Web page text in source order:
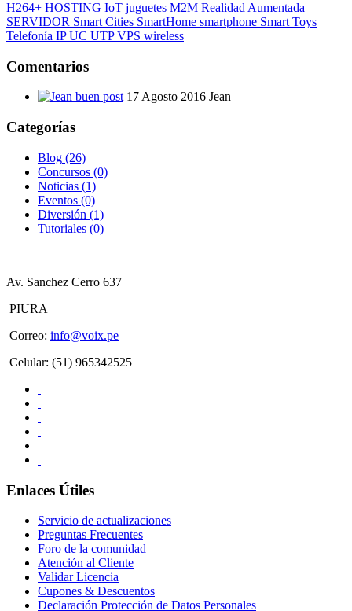
H264+ HOSTING IoT juguetes M2M Realidad Aumentada
SERVIDOR Smart Cities SmartHome smartphone Smart Toys
Telefonía IPUC UTPVPS wireless
Comentarios
buen post 17 Agosto 2016 Jean
Categorías
Blog (26)
Concursos (0)
Noticias (1)
Eventos (0)
Diversión (1)
Tutoriales (0)
Av. Sanchez Cerro 637
PIURA
Correo: info@voix.pe
Celular: (51) 965342525
Enlaces Útiles
Servicio de actualizaciones
Preguntas Frecuentes
Foro de la comunidad
Atención al Cliente
Validar Licencia
Cupones & Descuentos
Declaración Protección de Datos Personales